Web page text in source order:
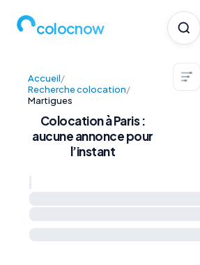
colocnow
Accueil/
Recherche colocation/
Martigues
Colocation à Paris :
aucune annonce pour
l’instant